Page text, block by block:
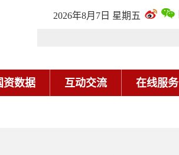
2026年8月7日 星期五
资数据 互动交流 在线服务